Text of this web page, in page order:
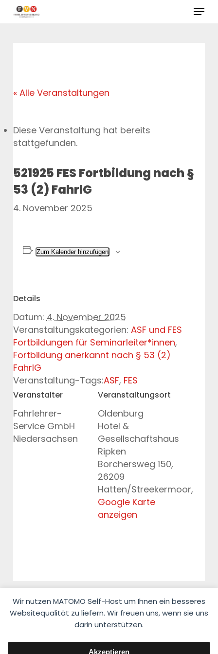
Wir nutzen MATOMO Self-Host um Ihnen ein besseres
Websitequalität zu liefern. Wir freuen uns, wenn sie uns
darin unterstützen.
Akzeptieren
Skip
Menu
« Alle Veranstaltungen
Diese Veranstaltung hat bereits
stattgefunden.
521925 FES Fortbildung nach §
53 (2) FahrlG
4. November 2025
Zum Kalender hinzufügen
Details
Datum: 4. November 2025
Veranstaltungskategorien: ASF und FES
Fortbildungen für Seminarleiter*innen,
Fortbildung anerkannt nach § 53 (2)
FahrlG
Veranstaltung-Tags:ASF, FES
Veranstaltungsort
Oldenburg
Hotel &
Gesellschaftshaus
Ripken
Borchersweg 150,
26209
Hatten/Streekermoor,
Google Karte
anzeigen
Veranstalter
Fahrlehrer-
Service GmbH
Niedersachsen
© 2026 Fahrlehrerverband Niedersachsen e.V.